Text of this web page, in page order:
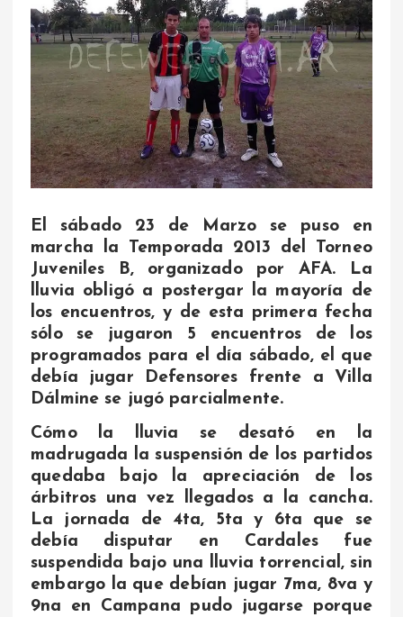
El sábado 23 de Marzo se puso en
marcha la Temporada 2013 del Torneo
Juveniles B, organizado por AFA. La
lluvia obligó a postergar la mayoría de
los encuentros, y de esta primera fecha
sólo se jugaron 5 encuentros de los
programados para el día sábado, el que
debía jugar Defensores frente a Villa
Dálmine se jugó parcialmente.
Cómo la lluvia se desató en la
madrugada la suspensión de los partidos
quedaba bajo la apreciación de los
árbitros una vez llegados a la cancha.
La jornada de 4ta, 5ta y 6ta que se
debía disputar en Cardales fue
suspendida bajo una lluvia torrencial, sin
embargo la que debían jugar 7ma, 8va y
9na en Campana pudo jugarse porque